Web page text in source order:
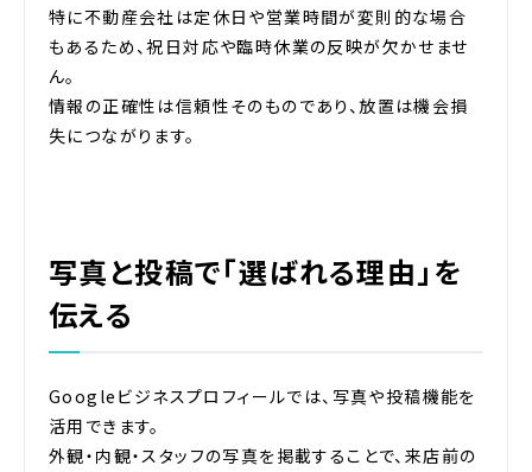
特に不動産会社は定休日や営業時間が変則的な場合
もあるため、祝日対応や臨時休業の反映が欠かせませ
ん。
情報の正確性は信頼性そのものであり、放置は機会損
失につながります。
写真と投稿で「選ばれる理由」を
伝える
Googleビジネスプロフィールでは、写真や投稿機能を
活用できます。
外観・内観・スタッフの写真を掲載することで、来店前の